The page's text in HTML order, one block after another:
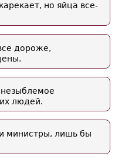
но яйца все-
дороже,
людей.
министры, лишь бы